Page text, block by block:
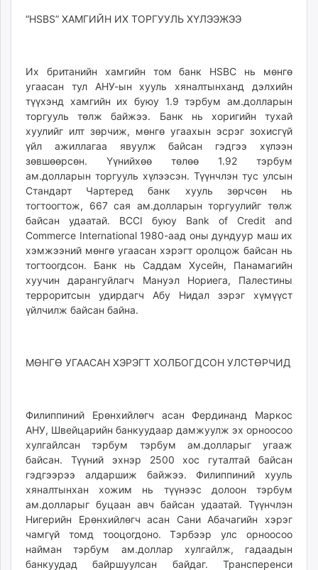
“HSBS” ХАМГИЙН ИХ ТОРГУУЛЬ ХҮЛЭЭЖЭЭ
Их британийн хамгийн том банк HSBC нь мөнгө
угаасан тул АНУ-ын хууль хяналтынханд дэл­хийн
түүхэнд хамгийн их буюу 1.9 тэрбум ам.долларын
торгууль төлж байжээ. Банк нь хоригийн тухай
хуулийг илт зөрчиж, мөнгө угаахын эсрэг зохисгүй
үйл ажиллагаа явуулж байсан гэдгээ хүлээн
зөвшөөрсөн. Үүнийхөө төлөө 1.92 тэрбум
ам.долларын торгууль хүлээсэн. Түүнчлэн тус улсын
Стан­дарт Чартеред банк хууль зөрчсөн нь
тогтоогтож, 667 сая ам.долларын торгуулийг төлж
байсан удаатай. BCCI буюу Bank of Credit and
Commerce International 1980-аад оны дундуур маш их
хэмжээний мөнгө угаасан хэрэгт оролцож байсан нь
тогтоогдсон. Банк нь Саддам Хусейн, Панамагийн
хуу­чин дарангуйлагч Мануэл Нориега, Палестины
терроритсын удирдагч Абу Нидал зэрэг хүмүүст
үйлчилж байсан байна.
МӨНГӨ УГААСАН ХЭРЭГТ ХОЛБОГДСОН УЛСТӨРЧИД
Филиппиний Ерөнхийлөгч асан Фердинанд Маркос
АНУ, Швейцарийн банкуудаар дамжуулж эх орноосоо
хулгайлсан тэрбум тэрбум ам.долларыг угааж
байсан. Түүний эхнэр 2500 хос гуталтай байсан
гэдгээрээ алдаршиж байжээ. Филиппиний хууль
хянал­тынхан хожим нь түүнээс долоон тэрбум
ам.долларыг буцаан авч байсан удаатай. Түүнчлэн
Ниге­рийн Ерөнхийлөгч асан Сани Абачагийн хэрэг
чамгүй томд тооцогдоно. Тэрбээр улс орноосоо
найман тэрбум ам.доллар хулгайлж, гадаадын
банкуудад байршуулсан байдаг. Трансперенси